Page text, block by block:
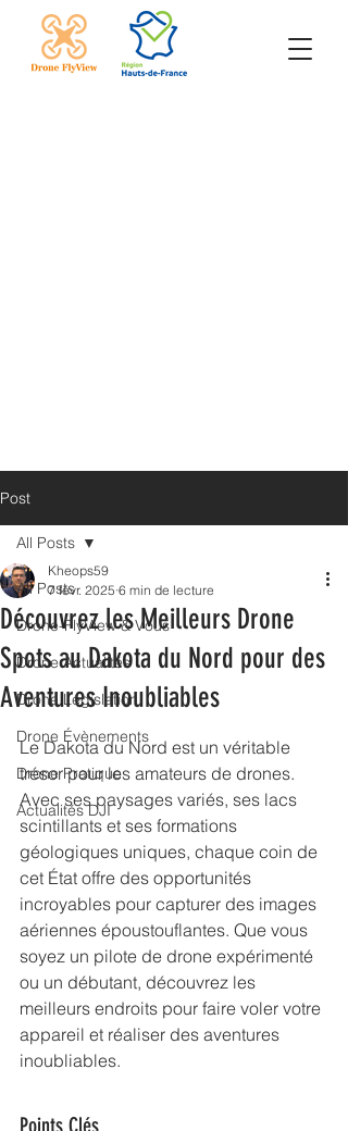
Post
All Posts
Drone-FlyView & Vous
Drone Actualités
Drone Législation
Drone Évènements
Drone Pratique
Actualités DJI
All Posts
Découvrez les Meilleurs Drone
Spots au Dakota du Nord pour des
Aventures Inoubliables
Kheops59
7 févr. 2025 6 min de lecture
Le Dakota du Nord est un véritable
trésor pour les amateurs de drones.
Avec ses paysages variés, ses lacs
scintillants et ses formations
géologiques uniques, chaque coin de
cet État offre des opportunités
incroyables pour capturer des images
aériennes époustouflantes. Que vous
soyez un pilote de drone expérimenté
ou un débutant, découvrez les
meilleurs endroits pour faire voler votre
appareil et réaliser des aventures
inoubliables.
Points Clés